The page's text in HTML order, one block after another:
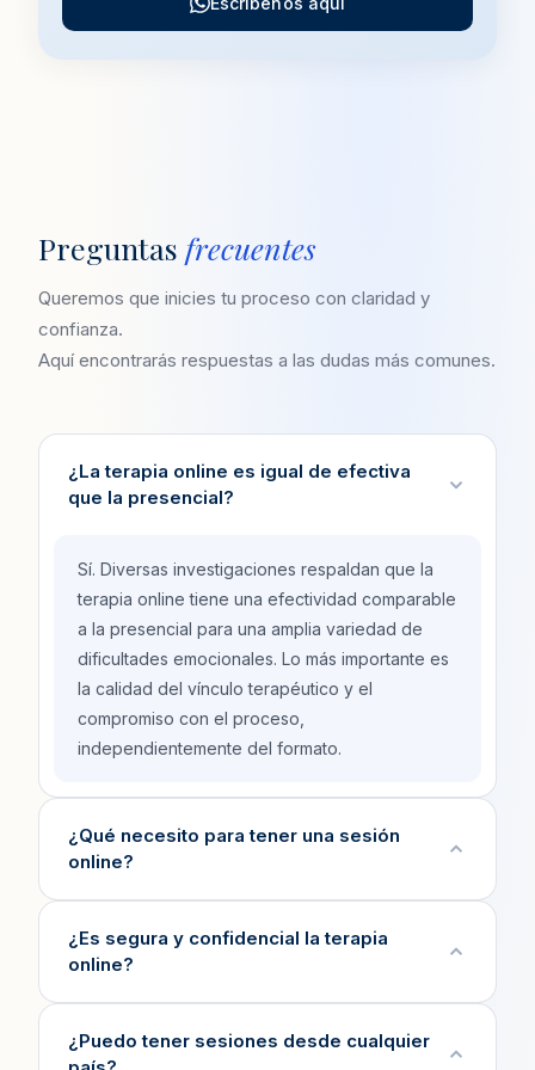
Preguntas frecuentes
Queremos que inicies tu proceso con claridad y
confianza.
Aquí encontrarás respuestas a las dudas más comunes.
¿La terapia online es igual de efectiva
que la presencial?
Sí. Diversas investigaciones respaldan que la
terapia online tiene una efectividad comparable
a la presencial para una amplia variedad de
dificultades emocionales. Lo más importante es
la calidad del vínculo terapéutico y el
compromiso con el proceso,
independientemente del formato.
¿Qué necesito para tener una sesión
online?
Solo necesitas un dispositivo con cámara y
micrófono (computador, tablet o celular), una
través de plataformas seguras y fáciles de usar.
¿Es segura y confidencial la terapia
online?
Sí. Las sesiones se realizan a través de
¿Puedo tener sesiones desde cualquier